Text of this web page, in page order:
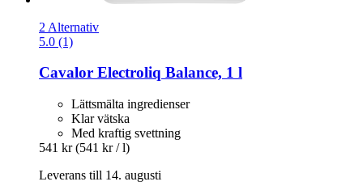
2 Alternativ
5.0 (1)
Cavalor Electroliq Balance, 1 l
Lättsmälta ingredienser
Klar vätska
Med kraftig svettning
541 kr (541 kr / l)
Leverans till 14. augusti